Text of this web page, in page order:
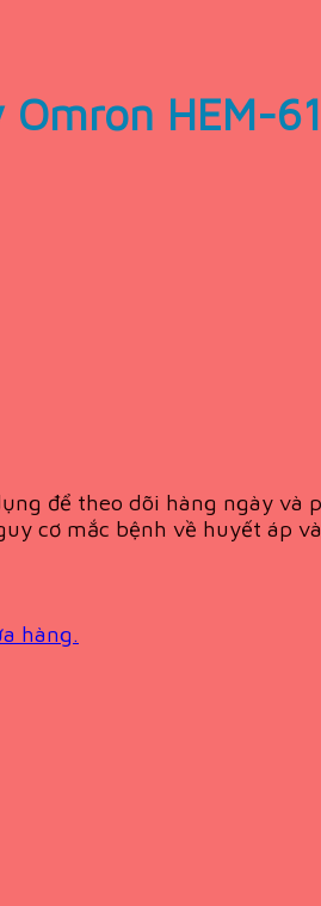
HEM-
để theo dõi hàng ngày và
cơ mắc bệnh về huyết áp
hàng.